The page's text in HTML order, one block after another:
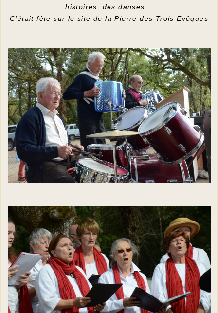
histoires, des danses...
C'était fête sur le site de la Pierre des Trois Evêques